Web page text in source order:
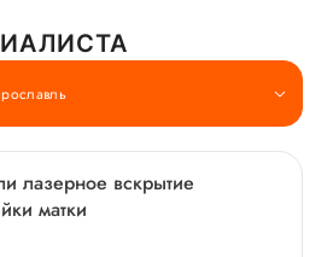
лазерное вскрытие
матки